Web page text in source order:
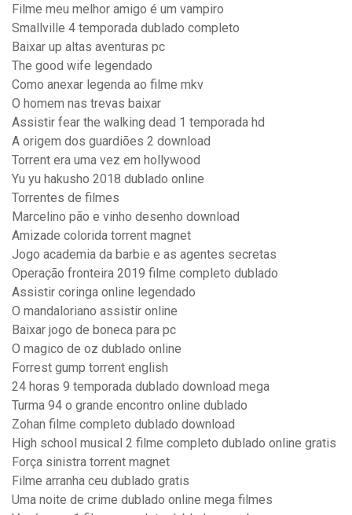
Filme meu melhor amigo é um vampiro
Smallville 4 temporada dublado completo
Baixar up altas aventuras pc
The good wife legendado
Como anexar legenda ao filme mkv
O homem nas trevas baixar
Assistir fear the walking dead 1 temporada hd
A origem dos guardiões 2 download
Torrent era uma vez em hollywood
Yu yu hakusho 2018 dublado online
Torrentes de filmes
Marcelino pão e vinho desenho download
Amizade colorida torrent magnet
Jogo academia da barbie e as agentes secretas
Operação fronteira 2019 filme completo dublado
Assistir coringa online legendado
O mandaloriano assistir online
Baixar jogo de boneca para pc
O magico de oz dublado online
Forrest gump torrent english
24 horas 9 temporada dublado download mega
Turma 94 o grande encontro online dublado
Zohan filme completo dublado download
High school musical 2 filme completo dublado online gratis
Força sinistra torrent magnet
Filme arranha ceu dublado gratis
Uma noite de crime dublado online mega filmes